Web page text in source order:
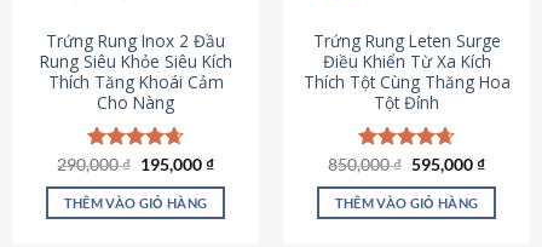
Trứng Rung Inox 2 Đầu
Rung Siêu Khỏe Siêu Kích
Thích Tăng Khoái Cảm
Cho Nàng
Được xếp
hạng4.64
5 sao
290,000₫ Giá
là:
290,000 ₫.
195,000₫Giá
tại
THÊM VÀO GIỎ HÀNG
Trứng Rung Leten Surge
Điều Khiển Từ Xa Kích
Thích Tột Cùng Thăng Hoa
Tột Đỉnh
Được xếp
hạng4.69
5 sao
850,000₫ Giá
là:
850,000 ₫.
595,000₫Giá
tại
THÊM VÀO GIỎ HÀNG